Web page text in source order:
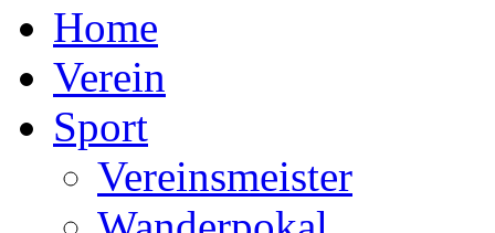
Home
Verein
Sport
Vereinsmeister